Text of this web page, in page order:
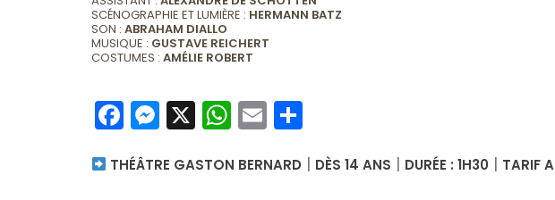
SCÉNOGRAPHIE ET LUMIÈRE : HERMANN BATZ
SON : ABRAHAM DIALLO
MUSIQUE : GUSTAVE REICHERT
COSTUMES : AMÉLIE ROBERT
Facebook
Messenger
X WhatsApp
Email
THÉÂTRE GASTON BERNARD | DÈS 14 ANS | DURÉE : 1H30 | TARIF A